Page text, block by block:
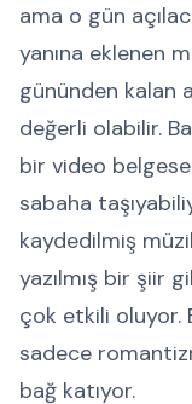
ama o gün
yanına eklenen
gününden kalan
değerli olabilir.
bir video
sabaha
kaydedilmiş
yazılmış bir şiir
çok etkili oluyor.
sadece
bağ katıyor.